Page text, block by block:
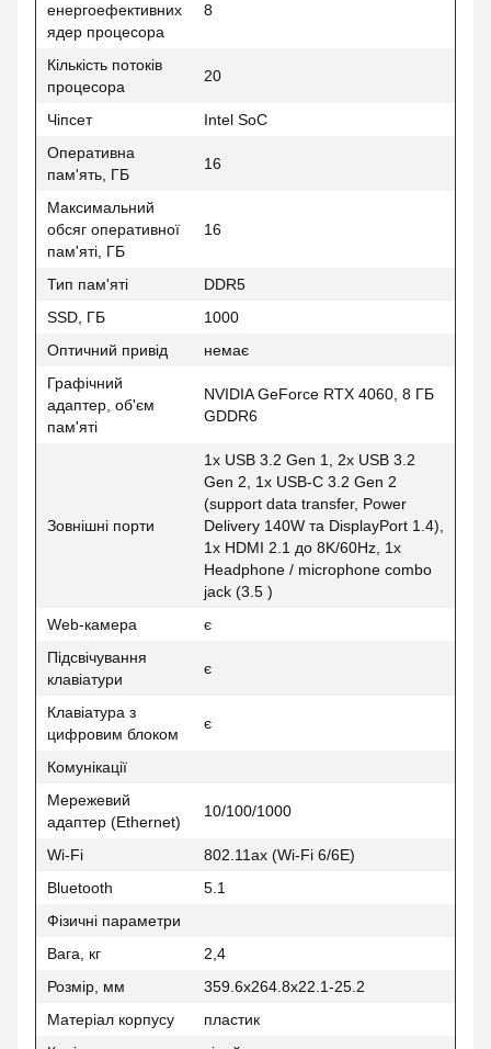
енергоефективних
ядер процесора
8
Кількість потоків
процесора
20
Чіпсет
Intel SoC
Оперативна
пам'ять, ГБ
16
Максимальний
обсяг оперативної
пам'яті, ГБ
16
Тип пам'яті
DDR5
SSD, ГБ
1000
Оптичний привід
немає
Графічний
адаптер, об'єм
пам'яті
NVIDIA GeForce RTX 4060, 8 ГБ
GDDR6
Зовнішні порти
1x USB 3.2 Gen 1, 2x USB 3.2
Gen 2, 1x USB-C 3.2 Gen 2
(support data transfer, Power
Delivery 140W та DisplayPort 1.4),
1x HDMI 2.1 до 8K/60Hz, 1x
Headphone / microphone combo
jack (3.5 )
Web-камера
є
Підсвічування
клавіатури
є
Клавіатура з
цифровим блоком
є
Комунікації
Мережевий
адаптер (Ethernet)
10/100/1000
Wi-Fi
802.11ax (Wi-Fi 6/6E)
Bluetooth
5.1
Фізичні параметри
Вага, кг
2,4
Розмір, мм
359.6x264.8x22.1-25.2
Матеріал корпусу
пластик